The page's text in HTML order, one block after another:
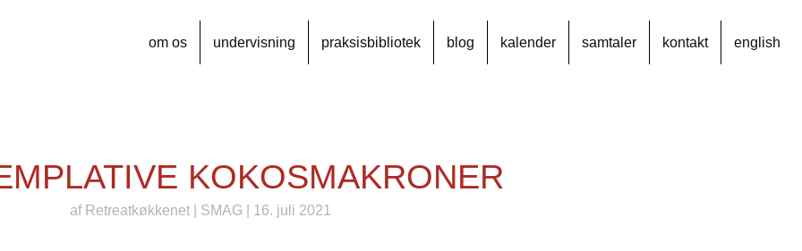
om os undervisning praksisbibliotek blog kalender samtaler kontakt english
KOKOSMAKRONER
af Retreatkøkkenet SMAG | 16. juli 2021